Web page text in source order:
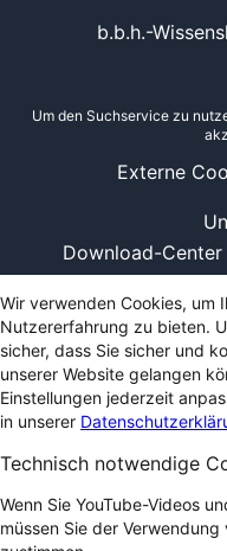
Download-Center
b.b.h.-
Um den Suchservice zu
Externe
Wir verwenden Cookies, um
Nutzererfahrung zu bieten.
sicher, dass Sie sicher und
unserer Website gelangen
Einstellungen jederzeit
in unserer
Technisch notwendige
Wenn Sie YouTube-Videos
müssen Sie der